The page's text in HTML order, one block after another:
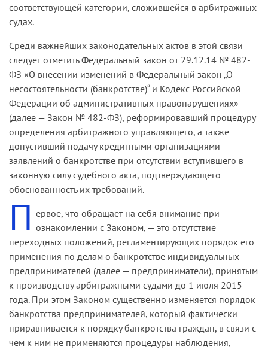
соответствующей категории, сложившейся в арбитражных
судах.
Среди важнейших законодательных актов в этой связи
следует отметить Федеральный закон от 29.12.14 № 482-
ФЗ «О внесении изменений в Федеральный закон „О
несостоятельности (банкротстве)“ и Кодекс Российской
Федерации об административных правонарушениях»
(далее — Закон № 482-ФЗ), реформировавший процедуру
определения арбитражного управляющего, а также
допустивший подачу кредитными организациями
заявлений о банкротстве при отсутствии вступившего в
законную силу судебного акта, подтверждающего
обоснованность их требований.
П ервое, что обращает на себя внимание при
ознакомлении с Законом, — это отсутствие
переходных положений, регламентирующих порядок его
применения по делам о банкротстве индивидуальных
предпринимателей (далее — предприниматели), принятым
к производству арбитражными судами до 1 июля 2015
года. При этом Законом существенно изменяется порядок
банкротства предпринимателей, который фактически
приравнивается к порядку банкротства граждан, в связи с
чем к ним не применяются процедуры наблюдения,